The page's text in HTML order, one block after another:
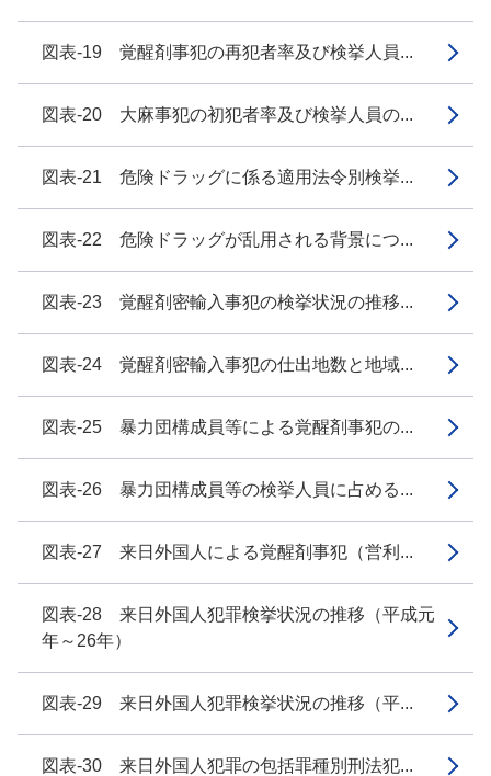
図表-19 覚醒剤事犯の再犯者率及び検挙人員...
図表-20 大麻事犯の初犯者率及び検挙人員の...
図表-21 危険ドラッグに係る適用法令別検挙...
図表-22 危険ドラッグが乱用される背景につ...
図表-23 覚醒剤密輸入事犯の検挙状況の推移...
図表-24 覚醒剤密輸入事犯の仕出地数と地域...
図表-25 暴力団構成員等による覚醒剤事犯の...
図表-26 暴力団構成員等の検挙人員に占める...
図表-27 来日外国人による覚醒剤事犯（営利...
図表-28 来日外国人犯罪検挙状況の推移（平成元
年～26年）
図表-29 来日外国人犯罪検挙状況の推移（平...
図表-30 来日外国人犯罪の包括罪種別刑法犯...